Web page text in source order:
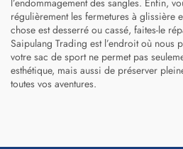
l’endommagement des sangles. Enfin,
régulièrement les fermetures à glissière
chose est desserré ou cassé, faites-le
Saipulang Trading est l’endroit où nous
votre sac de sport ne permet pas
esthétique, mais aussi de préserver
toutes vos aventures.